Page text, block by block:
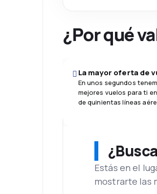
¿Por qué
La mayor oferta de
En unos segundos
mejores vuelos para ti
de quinientas líneas
Estás en el
mostrarte las